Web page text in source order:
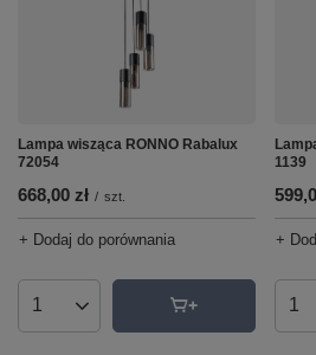
Lampa wisząca RONNO Rabalux
72054
668,00 zł / szt.
+ Dodaj do porównania
Ilość produktów
1139
+